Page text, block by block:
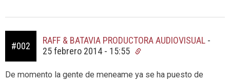
#002
RAFF & BATAVIA PRODUCTORA AUDIOVISUAL -
25 febrero 2014 - 15:55
De momento la gente de meneame ya se ha puesto de